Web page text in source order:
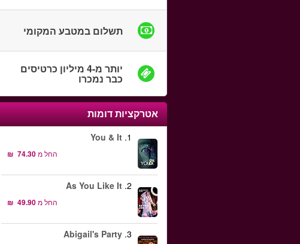
תשלום במטבע המקומי
יותר מ-4 מיליון כרטיסים
כבר נמכרו
אטרקציות דומות
1.
You & It
החל מ‏74.30 ‏ ₪
2.
As You Like It
החל מ‏49.90 ‏ ₪
3.
Abigail's Party